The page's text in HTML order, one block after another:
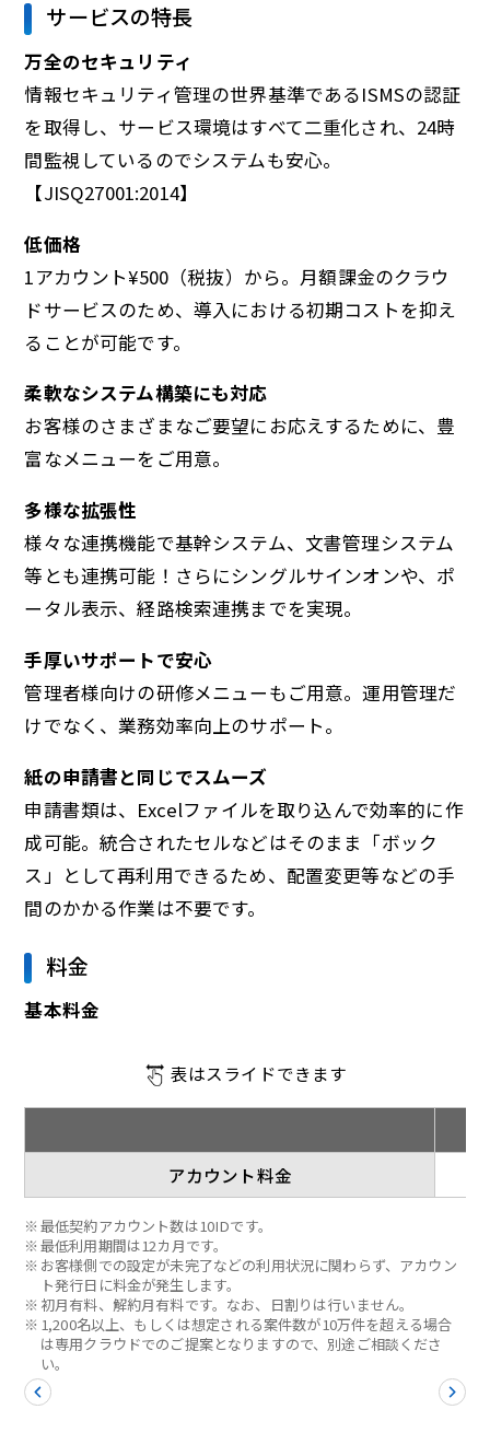
サービスの特長
万全のセキュリティ
情報セキュリティ管理の世界基準であるISMSの認証
を取得し、サービス環境はすべて二重化され、24時
間監視しているのでシステムも安心。
【JISQ27001:2014】
低価格
1アカウント¥500（税抜）から。月額課金のクラウ
ドサービスのため、導入における初期コストを抑え
ることが可能です。
柔軟なシステム構築にも対応
お客様のさまざまなご要望にお応えするために、豊
富なメニューをご用意。
多様な拡張性
様々な連携機能で基幹システム、文書管理システム
等とも連携可能！さらにシングルサインオンや、ポ
ータル表示、経路検索連携までを実現。
手厚いサポートで安心
管理者様向けの研修メニューもご用意。運用管理だ
けでなく、業務効率向上のサポート。
紙の申請書と同じでスムーズ
申請書類は、Excelファイルを取り込んで効率的に作
成可能。統合されたセルなどはそのまま「ボック
ス」として再利用できるため、配置変更等などの手
間のかかる作業は不要です。
料金
基本料金
表はスライドできます
アカウント料金
※ 最低契約アカウント数は10IDです。
※ 最低利用期間は12カ月です。
※ お客様側での設定が未完了などの利用状況に関わらず、アカウン
ト発行日に料金が発生します。
※ 初月有料、解約月有料です。なお、日割りは行いません。
※ 1,200名以上、もしくは想定される案件数が10万件を超える場合
は専用クラウドでのご提案となりますので、別途ご相談くださ
い。